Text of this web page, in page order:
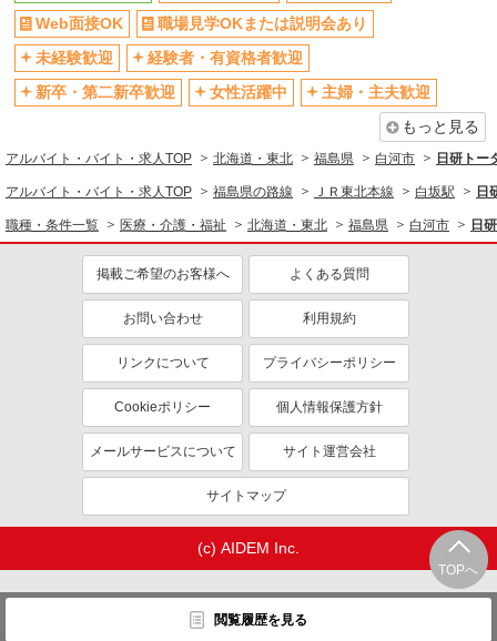
TOPへ
閲覧履歴を見る
Web面接OK
職場見学OKまたは説明会あり
未経験歓迎
経験者・有資格者歓迎
新卒・第二新卒歓迎
女性活躍中
主婦・主夫歓迎
もっと見る
アルバイト・バイト・求人TOP 北海道・東北 福島県 白河市 日研トー
アルバイト・バイト・求人TOP 福島県の路線 ＪＲ東北本線 白坂駅 日
職種・条件一覧 医療・介護・福祉 北海道・東北 福島県 白河市 日
掲載ご希望のお客様へ よくある質問
お問い合わせ 利用規約
リンクについて プライバシーポリシー
Cookieポリシー 個人情報保護方針
メールサービスについて サイト運営会社
サイトマップ
(c) AIDEM Inc.